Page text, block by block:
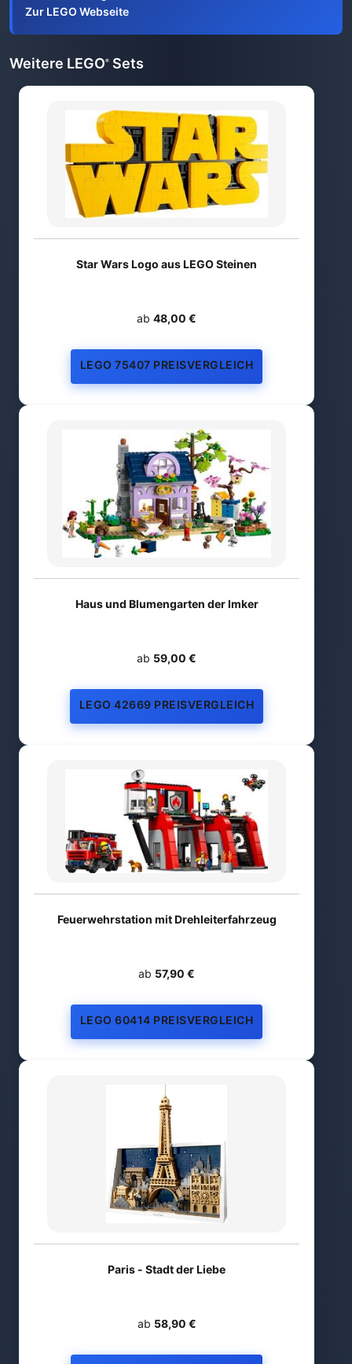
Zur LEGO Webseite
Weitere LEGO® Sets
Star Wars Logo aus LEGO Steinen
ab 48,00 €
LEGO 75407 PREISVERGLEICH
Haus und Blumengarten der Imker
ab 59,00 €
LEGO 42669 PREISVERGLEICH
Feuerwehrstation mit Drehleiterfahrzeug
ab 57,90 €
LEGO 60414 PREISVERGLEICH
Paris - Stadt der Liebe
ab 58,90 €